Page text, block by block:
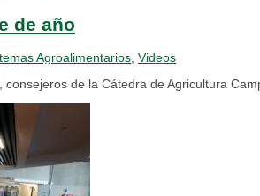
de año
Agroalimentarios Videos
de la Cátedra de Agricultura